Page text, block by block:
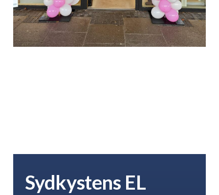
Sydkystens EL